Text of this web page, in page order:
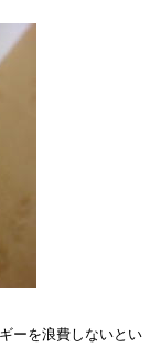
ーを浪費しないとい